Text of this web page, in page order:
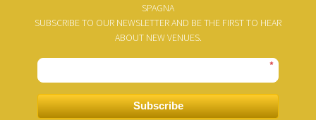
SPAGNA
SUBSCRIBE TO OUR NEWSLETTER AND BE THE FIRST TO HEAR
ABOUT NEW VENUES.
*
Subscribe